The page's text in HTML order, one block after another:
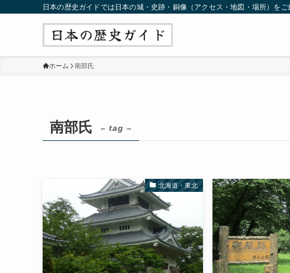
日本の歴史ガイドでは日本の城・史跡・銅像（アクセス・地図・場所）を
ホーム 南部氏
南部氏 – tag –
北海道・東北